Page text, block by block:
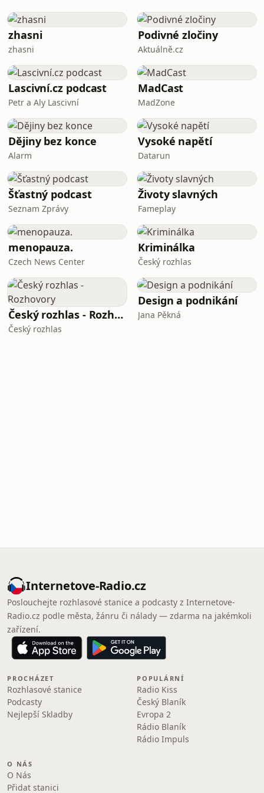
Na virtuální kafe mě můžete pozvat
zde: https://coff.ee/kronikasveta
Představte si, že je vám deset let, stojí
zhasni
zhasni
Podivné zločiny
Aktuálně.cz
Lascivní.cz podcast
Petr a Aly Lascivní
MadCast
MadZone
Dějiny bez konce
Alarm
Vysoké napětí
Datarun
Šťastný podcast
Seznam Zprávy
Životy slavných
Fameplay
menopauza.
Czech News Center
Kriminálka
Český rozhlas
Český rozhlas - Rozhovory
Český rozhlas
Design a podnikání
Jana Pěkná
Internetove-Radio.cz
Poslouchejte rozhlasové stanice a podcasty z Internetove-
Radio.cz podle města, žánru či nálady — zdarma na jakémkoli
zařízení.
PROCHÁZET
Rozhlasové stanice
Podcasty
Nejlepší Skladby
POPULÁRNÍ
Radio Kiss
Český Blaník
Evropa 2
Rádio Blaník
Rádio Impuls
O NÁS
O Nás
Přidat stanici